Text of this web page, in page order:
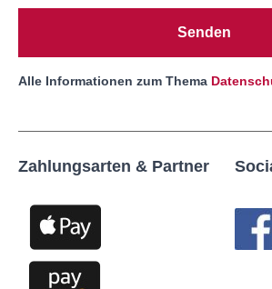
Senden
Alle Informationen zum Thema
Zahlungsarten & Partner